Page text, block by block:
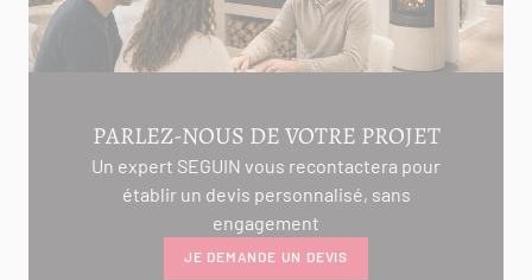
PARLEZ-NOUS DE VOTRE PROJET
Un expert SEGUIN vous recontactera pour
établir un devis personnalisé, sans
engagement
JE DEMANDE UN DEVIS